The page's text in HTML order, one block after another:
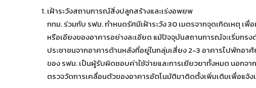
เฝ้าระวังสถานการณ์สิ่งปลูกสร้างและเร่งอพยพ
กทม. ร่วมกับ รฟม. กำหนดรัศมีเฝ้าระวัง 30 เมตรจากจุดเกิดเหตุ เ
หรือเอียงของอาคารอย่างละเอียด แม้ปัจจุบันสถานการณ์จะเริ่มท
ประชาชนจากอาคารด้านหลังที่อยู่ในกลุ่มเสี่ยง 2-3 อาคารไปพักอ
ของ รฟม. เป็นผู้รับผิดชอบค่าใช้จ่ายและการเยียวยาทั้งหมด นอกจ
ตรวจวัดการเคลื่อนตัวของอาคารอัตโนมัติมาติดตั้งเพิ่มเติมเพื่อแจ้